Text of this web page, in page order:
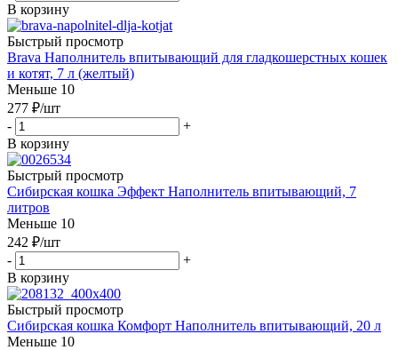
В корзину
Быстрый просмотр
Brava Наполнитель впитывающий для гладкошерстных кошек
и котят, 7 л (желтый)
Меньше 10
277 ₽/шт
-
+
В корзину
Быстрый просмотр
Сибирская кошка Эффект Наполнитель впитывающий, 7
литров
Меньше 10
242 ₽/шт
-
+
В корзину
Быстрый просмотр
Сибирская кошка Комфорт Наполнитель впитывающий, 20 л
Меньше 10